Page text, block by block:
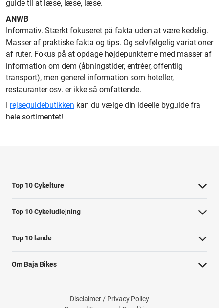
guide til at læse, læse, læse.
ANWB
Informativ. Stærkt fokuseret på fakta uden at være kedelig.
Masser af praktiske fakta og tips. Og selvfølgelig variationer
af ruter. Fokus på at opdage højdepunkterne med masser af
information om dem (åbningstider, entréer, offentlig
transport), men generel information som hoteller,
restauranter osv. er ikke så omfattende.
I rejseguidebutikken kan du vælge din ideelle byguide fra
hele sortimentet!
Top 10 Cykelture
Cykeltur i Barcelona: højdepunkterne
Cykeltur i Berlin: højdepunkterne
Tur til Paris: højdepunkter
Rom højdepunkter cykeltur
Cykeltur til Amsterdams højdepunkter
Cykeltur til Kobenhavn højdepunkter
Top 10 Cykeludlejning
Barcelona Cykeludlejning
Berlin Cykeludlejning
Paris Cykeludlejning
Valencia Cykeludlejning
Top 10 lande
Cykelture i Holland
Cykelture i Portugal
Om Baja Bikes
Disclaimer / Privacy Policy